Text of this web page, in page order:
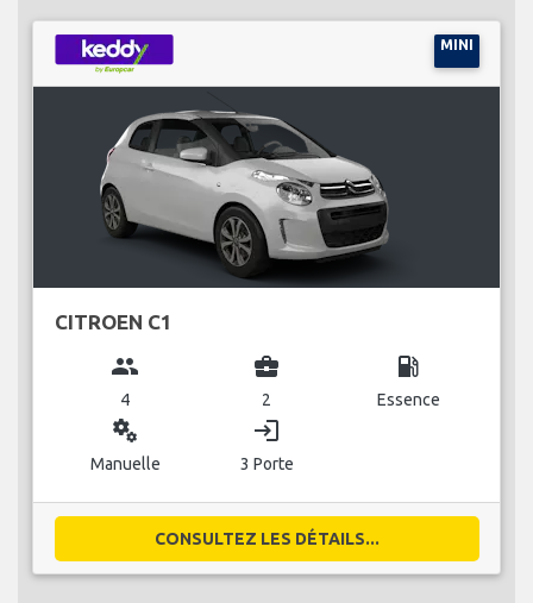
MINI
CITROEN C1
group
4
business_center
2
local_gas_station
Essence
miscellaneous_services
Manuelle
login
3 Porte
CONSULTEZ LES DÉTAILS...